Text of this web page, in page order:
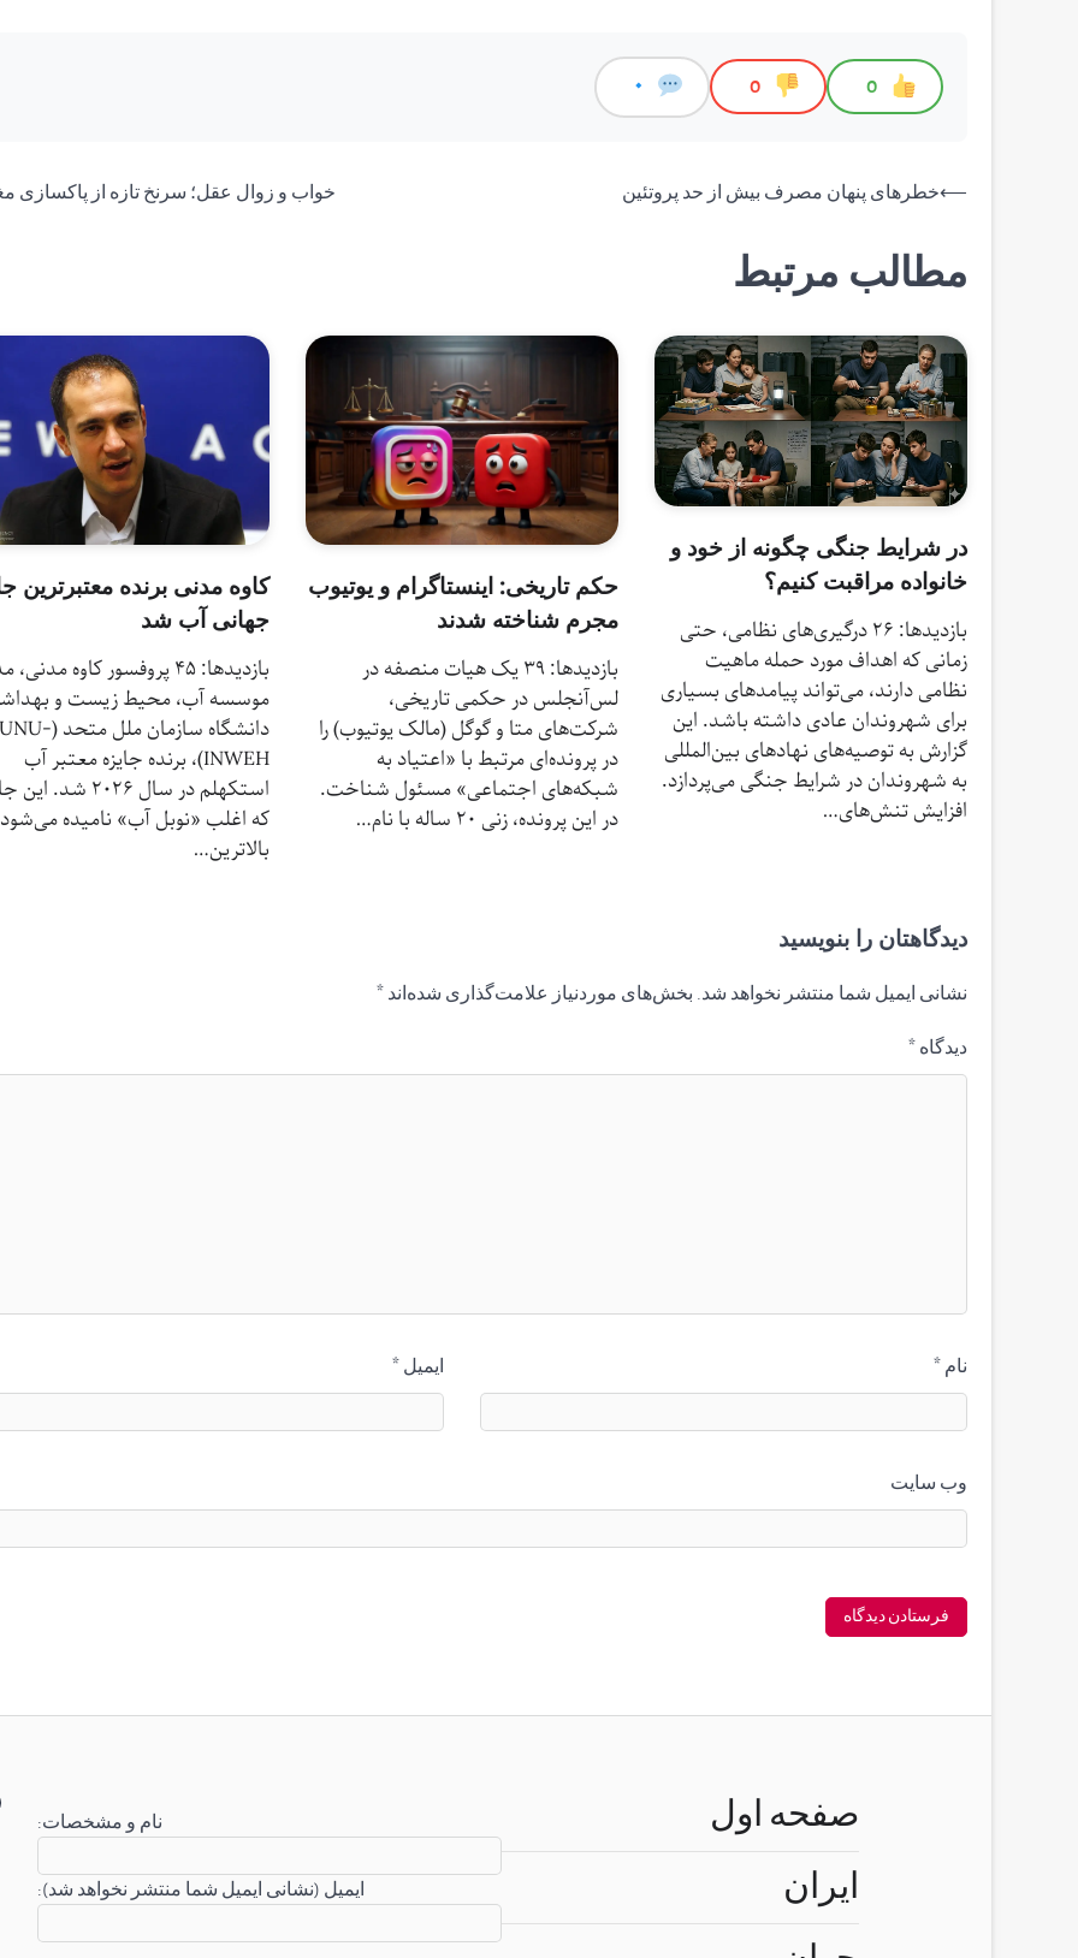
0
0
0
راهبری
⟵خطرهای پنهان مصرف بیش از حد پروتئین خواب و زوال عقل؛ سرنخ تازه از پاکسازی
مطالب مرتبط
در شرایط جنگی چگونه از خود و
خانواده‌ مراقبت کنیم؟
بازدیدها: 26 درگیری‌های نظامی، حتی
زمانی که اهداف مورد حمله ماهیت
نظامی دارند، می‌تواند پیامدهای بسیاری
برای شهروندان عادی داشته باشد. این
گزارش به توصیه‌های نهادهای بین‌المللی
به شهروندان در شرایط جنگی می‌پردازد.
افزایش تنش‌های…
حکم تاریخی: اینستاگرام و یوتیوب
مجرم شناخته شدند
بازدیدها: 39 يک هيات منصفه در
لس‌آنجلس در حکمی تاريخی،
شرکت‌های متا و گوگل (مالک يوتيوب) را
در پرونده‌ای مرتبط با «اعتياد به
شبکه‌های اجتماعی» مسئول شناخت.
در اين پرونده، زنی ۲۰ ساله با نام…
کاوه مدنی برنده معتبرترین
جهانی آب شد
بازدیدها: 45 پروفسور کاوه
موسسه آب، محیط زیست و
دانشگاه سازمان ملل متحد (UNU-
INWEH)، برنده جایزه معتبر آب
استکهلم در سال ۲۰۲۶ شد.
که اغلب «نوبل آب» نامیده
بالاترین…
دیدگاهتان را بنویسید
نشانی ایمیل شما منتشر نخواهد شد. بخش‌های موردنیاز علامت‌گذاری شده‌اند *
دیدگاه *
نام * ایمیل *
وب‌ سایت
صفحه اول
ایران
:نام و مشخصات
:ایمیل (نشانی ایمیل شما منتشر نخواهد شد)